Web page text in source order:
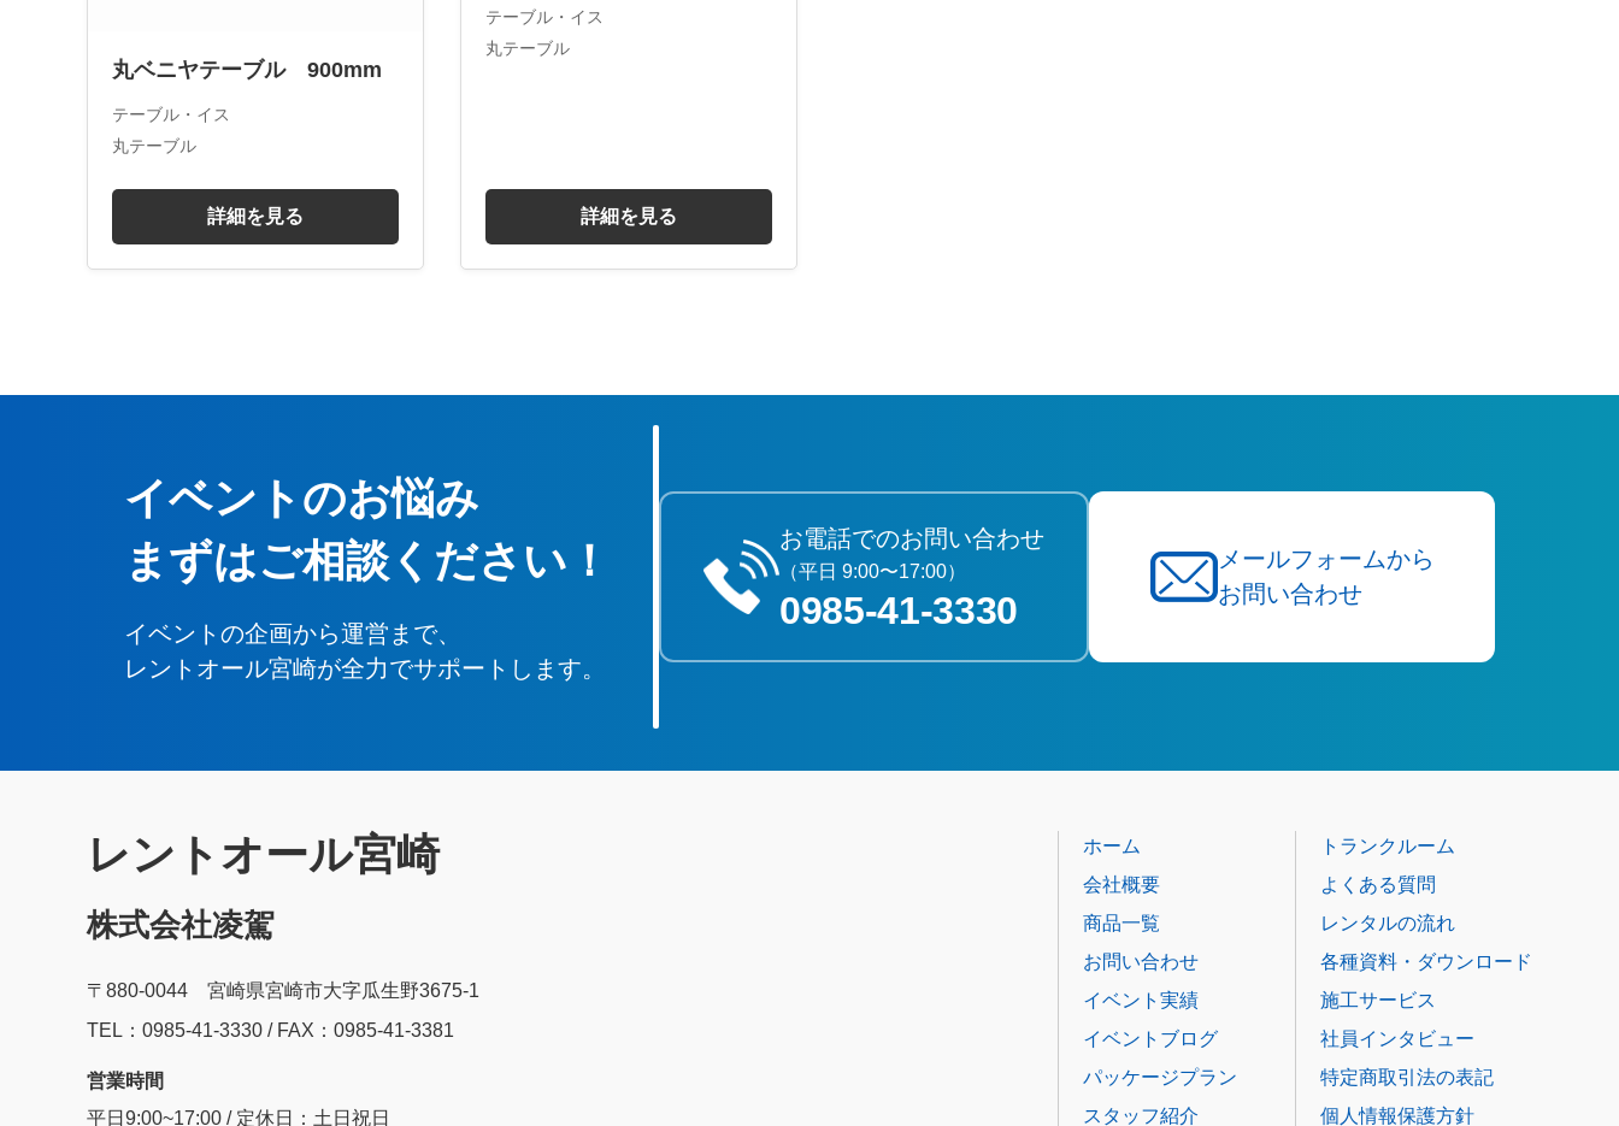
丸ベニヤテーブル 900mm
テーブル・イス
丸テーブル
詳細を見る
テーブル・イス
丸テーブル
詳細を見る
イベントのお悩み
まずはご相談ください！
イベントの企画から運営まで、
レントオール宮崎が全力でサポートします。
お電話でのお問い合わせ
（平日 9:00〜17:00）
0985‐41‐3330
メールフォームから
お問い合わせ
レントオール宮崎
株式会社凌駕
〒880-0044 宮崎県宮崎市大字瓜生野3675-1
TEL：0985‐41‐3330 / FAX：0985-41-3381
営業時間
平日9:00~17:00 / 定休日：土日祝日
ホーム
会社概要
商品一覧
お問い合わせ
イベント実績
イベントブログ
パッケージプラン
スタッフ紹介
トランクルーム
よくある質問
レンタルの流れ
各種資料・ダウンロード
施工サービス
社員インタビュー
特定商取引法の表記
個人情報保護方針